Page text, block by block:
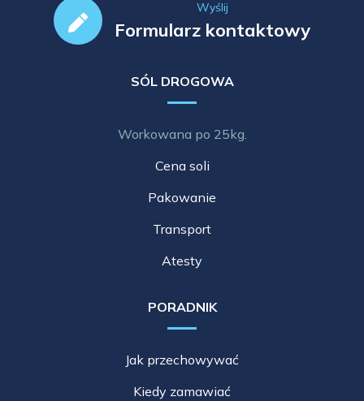
Wyślij
Formularz kontaktowy
SÓL DROGOWA
Workowana po 25kg.
Cena soli
Pakowanie
Transport
Atesty
PORADNIK
Jak przechowywać
Kiedy zamawiać